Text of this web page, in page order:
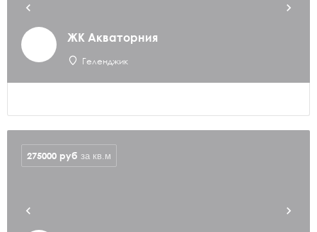
ЖК Акваторния
Геленджик
275000 руб за кв.м